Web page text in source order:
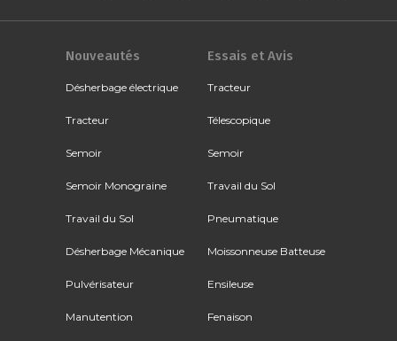
Nouveautés
Désherbage électrique
Tracteur
Semoir
Semoir Monograine
Travail du Sol
Désherbage Mécanique
Pulvérisateur
Manutention
Essais et Avis
Tracteur
Télescopique
Semoir
Travail du Sol
Pneumatique
Moissonneuse Batteuse
Ensileuse
Fenaison